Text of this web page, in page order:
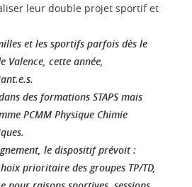
leur double projet sportif et
et les sportifs parfois dès le
Valence, cette année,
des formations STAPS mais
PCMM Physique Chimie
le dispositif prévoit :
prioritaire des groupes TP/TD,